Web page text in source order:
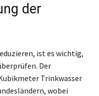
der
ist es wichtig,
Der
Trinkwasser
wobei